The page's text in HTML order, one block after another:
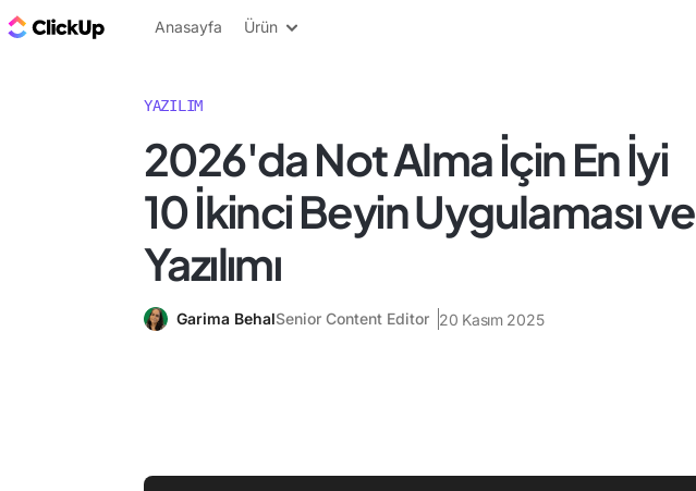
ClickUp Blog
Anasayfa Ürün
YAZILIM
2026'da Not Alma İçin En İyi
10 İkinci Beyin Uygulaması ve
Yazılımı
Garima BehalSenior Content Editor 20 Kasım 2025